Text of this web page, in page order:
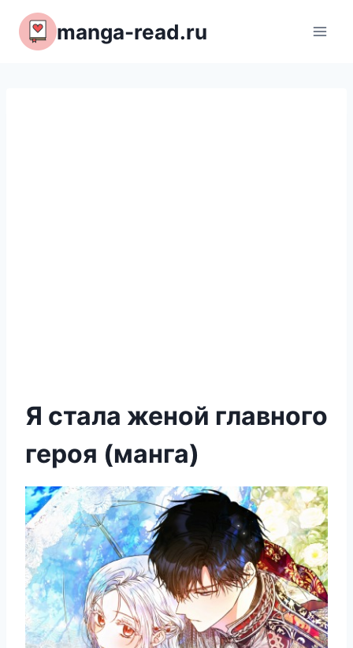
Перейти
содержимому
manga-read.ru
Я стала женой главного
героя (манга)